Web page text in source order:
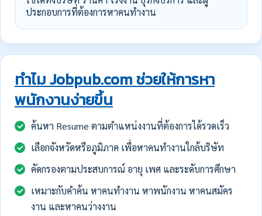
ประกอบการที่ต้องการหาคนทำงาน
ทำไม Jobpub.com ช่วยให้การหา
พนักงานง่ายขึ้น
ค้นหา Resume ตามตำแหน่งงานที่ต้องการได้รวดเร็ว
เลือกจังหวัดหรือภูมิภาค เพื่อหาคนทำงานใกล้บริษัท
คัดกรองตามประสบการณ์ อายุ เพศ และระดับการศึกษา
เหมาะกับคำค้น หาคนทำงาน หาพนักงาน หาคนสมัคร
งาน และหาคนว่างงาน